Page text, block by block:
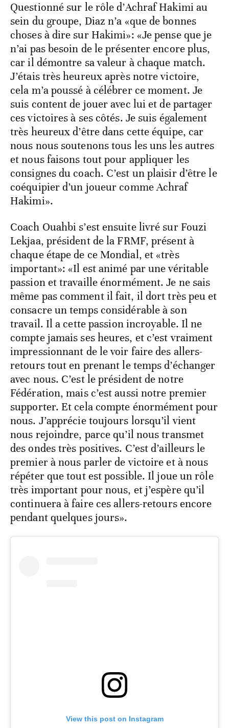
Questionné sur le rôle d’Achraf Hakimi au
sein du groupe, Diaz n’a «que de bonnes
choses à dire sur Hakimi»: «Je pense que je
n’ai pas besoin de le présenter encore plus,
car il démontre sa valeur à chaque match.
J’étais très heureux après notre victoire,
cela m’a poussé à célébrer ce moment. Je
suis content de jouer avec lui et de partager
ces victoires à ses côtés. Je suis également
très heureux d’être dans cette équipe, car
nous nous soutenons tous les uns les autres
et nous faisons tout pour appliquer les
consignes du coach. C’est un plaisir d’être le
coéquipier d’un joueur comme Achraf
Hakimi».
Coach Ouahbi s’est ensuite livré sur Fouzi
Lekjaa, président de la FRMF, présent à
chaque étape de ce Mondial, et «très
important»: «Il est animé par une véritable
passion et travaille énormément. Je ne sais
même pas comment il fait, il dort très peu et
consacre un temps considérable à son
travail. Il a cette passion incroyable. Il ne
compte jamais ses heures, et c’est vraiment
impressionnant de le voir faire des allers-
retours tout en prenant le temps d’échanger
avec nous. C’est le président de notre
Fédération, mais c’est aussi notre premier
supporter. Et cela compte énormément pour
nous. J’apprécie toujours lorsqu’il vient
nous rejoindre, parce qu’il nous transmet
des ondes très positives. C’est d’ailleurs le
premier à nous parler de victoire et à nous
répéter que tout est possible. Il joue un rôle
très important pour nous, et j’espère qu’il
continuera à faire ces allers-retours encore
pendant quelques jours».
View this post on Instagram